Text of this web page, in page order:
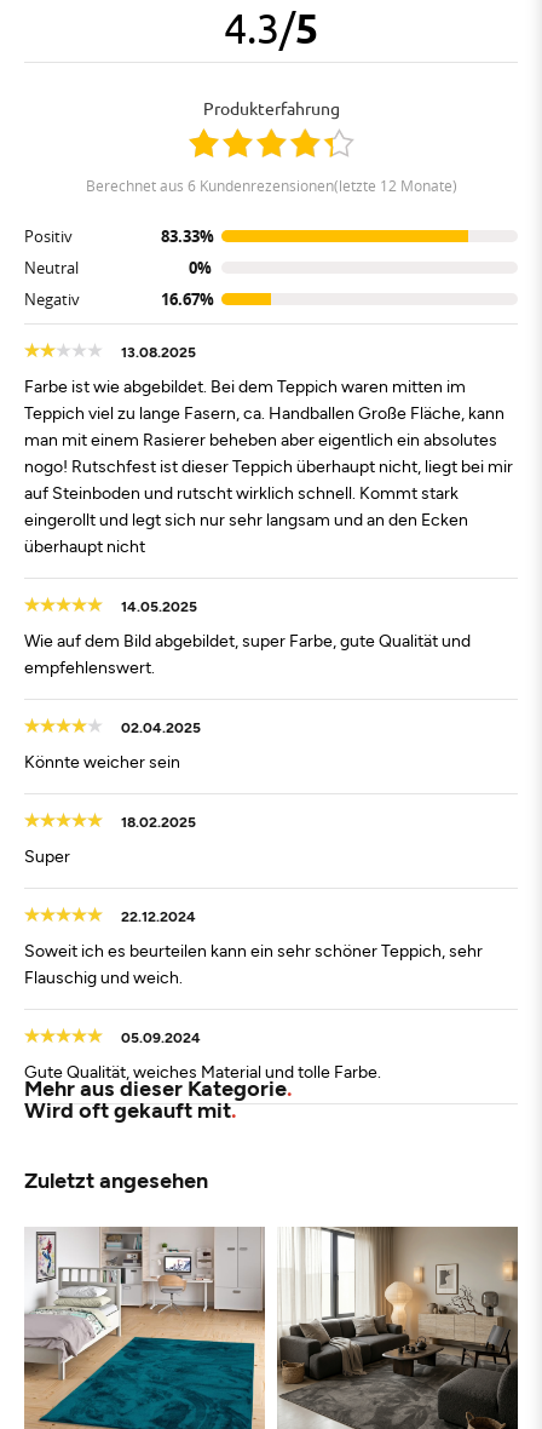
4.3/5
Produkterfahrung
berechnet aus 6 Kundenrezensionen(letzte 12 Monate)
Positiv
83.33%
Neutral
0%
Negativ
16.67%
13.08.2025
Farbe ist wie abgebildet. Bei dem Teppich waren mitten im
Teppich viel zu lange Fasern, ca. Handballen Große Fläche, kann
man mit einem Rasierer beheben aber eigentlich ein absolutes
nogo! Rutschfest ist dieser Teppich überhaupt nicht, liegt bei mir
auf Steinboden und rutscht wirklich schnell. Kommt stark
eingerollt und legt sich nur sehr langsam und an den Ecken
überhaupt nicht
14.05.2025
Wie auf dem Bild abgebildet, super Farbe, gute Qualität und
empfehlenswert.
02.04.2025
Könnte weicher sein
18.02.2025
Super
22.12.2024
Soweit ich es beurteilen kann ein sehr schöner Teppich, sehr
Flauschig und weich.
05.09.2024
Gute Qualität, weiches Material und tolle Farbe.
Mehr aus dieser Kategorie
Wird oft gekauft mit
Zuletzt angesehen